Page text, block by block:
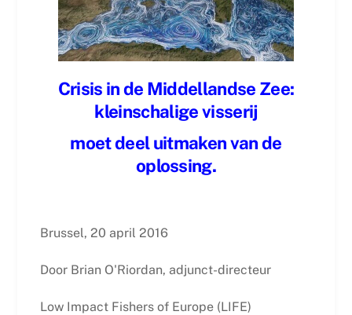
Crisis in de Middellandse Zee:
kleinschalige visserij
moet deel uitmaken van de
oplossing.
Brussel, 20 april 2016
Door Brian O'Riordan, adjunct-directeur
Low Impact Fishers of Europe (LIFE)